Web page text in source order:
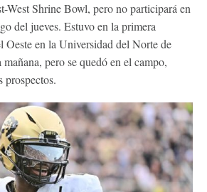
West Shrine Bowl, pero no participará en
del jueves. Estuvo en la primera
Oeste en la Universidad del Norte de
pero se quedó en el campo,
prospectos.